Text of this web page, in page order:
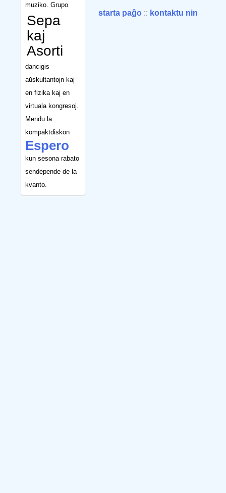
muziko. Grupo
Sepa
kaj
Asorti
dancigis
aŭskultantojn kaj
en fizika kaj en
virtuala kongresoj.
Mendu la
kompaktdiskon
Espero
kun sesona rabato
sendepende de la
kvanto.
starta paĝo :: kontaktu nin